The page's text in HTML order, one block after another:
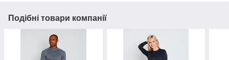
Подібні товари компанії